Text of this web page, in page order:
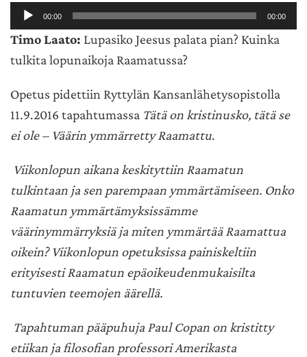
Äänitoistin00:00 00:00
Timo Laato: Lupasiko Jeesus palata pian? Kuinka
tulkita lopunaikoja Raamatussa?
Opetus pidettiin Ryttylän Kansanlähetysopistolla
11.9.2016 tapahtumassa Tätä on kristinusko, tätä se
ei ole – Väärin ymmärretty Raamattu.
Viikonlopun aikana keskityttiin Raamatun
tulkintaan ja sen parempaan ymmärtämiseen. Onko
Raamatun ymmärtämyksissämme
väärinymmärryksiä ja miten ymmärtää Raamattua
oikein? Viikonlopun opetuksissa painiskeltiin
erityisesti Raamatun epäoikeudenmukaisilta
tuntuvien teemojen äärellä.
Tapahtuman pääpuhuja Paul Copan on kristitty
etiikan ja filosofian professori Amerikasta